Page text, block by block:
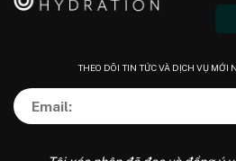
THEO DÕI TIN TỨC VÀ DỊCH VỤ MỚI